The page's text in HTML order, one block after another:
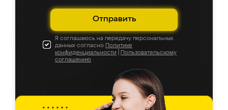
Отправить
Я соглашаюсь на передачу персональных
данных согласно Политике
конфиденциальности
Пользовательскому
соглашению